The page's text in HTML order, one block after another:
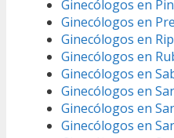
Ginecólogos en
Ginecólogos en
Ginecólogos en
Ginecólogos en
Ginecólogos en
Ginecólogos en
Ginecólogos en
Ginecólogos en